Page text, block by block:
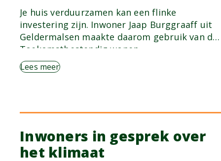
Je huis verduurzamen kan een flinke
investering zijn. Inwoner Jaap Burggraaff uit
Geldermalsen maakte daarom gebruik van de
Toekomstbestendig wonen…
Lees meer
Inwoners in gesprek over
het klimaat